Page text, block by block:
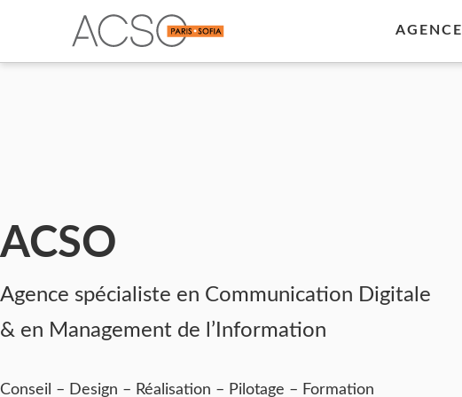
AGENCE
ACSO
Agence spécialiste en Communication Digitale
& en Management de l’Information
Conseil – Design – Réalisation – Pilotage – Formation